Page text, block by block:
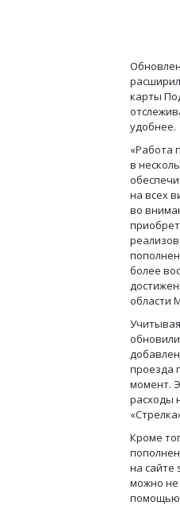
карты
удобнее.
«Работа
в
на всех
во
более
области
проезда
момент.
расходы
Кроме
на сайте
можно не
помощью